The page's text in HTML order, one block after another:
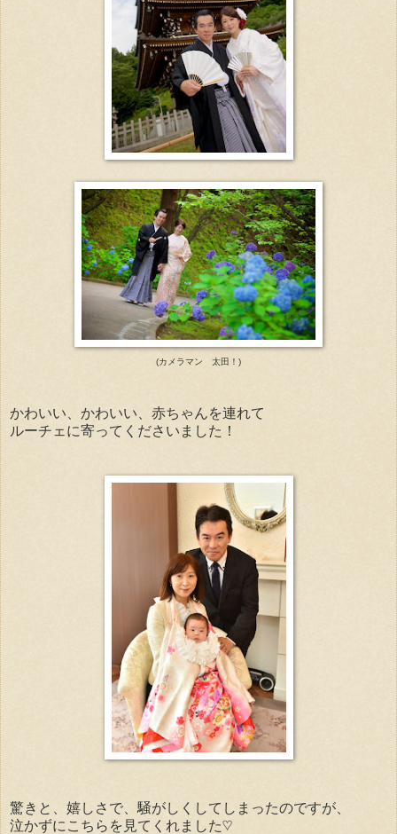
(カメラマン 太田！)
かわいい、かわいい、赤ちゃんを連れて
ルーチェに寄ってくださいました！
驚きと、嬉しさで、騒がしくしてしまったのですが、
泣かずにこちらを見てくれました♡